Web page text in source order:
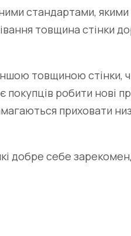
стандартами,
товщина стінки
товщиною стінки,
покупців робити нові
приховати
добре себе